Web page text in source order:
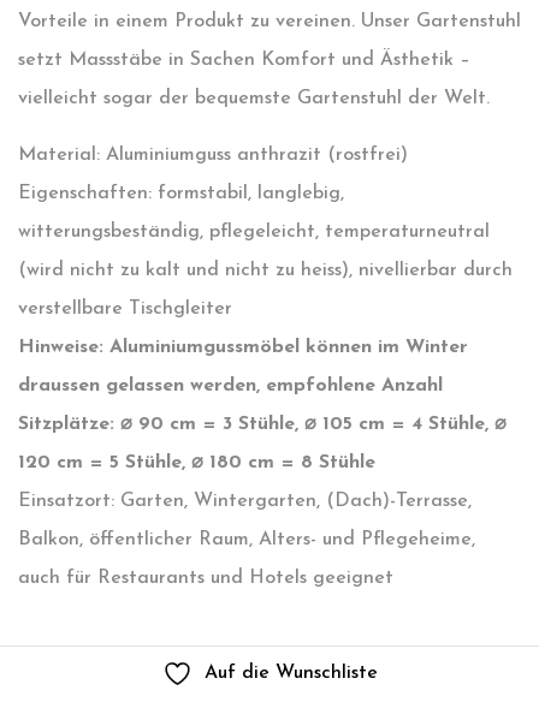
Vorteile in einem Produkt zu vereinen. Unser Gartenstuhl
setzt Massstäbe in Sachen Komfort und Ästhetik –
vielleicht sogar der bequemste Gartenstuhl der Welt.
Material: Aluminiumguss anthrazit (rostfrei)
Eigenschaften: formstabil, langlebig,
witterungsbeständig, pflegeleicht, temperaturneutral
(wird nicht zu kalt und nicht zu heiss), nivellierbar durch
verstellbare Tischgleiter
Hinweise: Aluminiumgussmöbel können im Winter
draussen gelassen werden, empfohlene Anzahl
Sitzplätze: ⌀ 90 cm = 3 Stühle, ⌀ 105 cm = 4 Stühle, ⌀
120 cm = 5 Stühle, ⌀ 180 cm = 8 Stühle
Einsatzort: Garten, Wintergarten, (Dach)-Terrasse,
Balkon, öffentlicher Raum, Alters- und Pflegeheime,
auch für Restaurants und Hotels geeignet
Auf die Wunschliste